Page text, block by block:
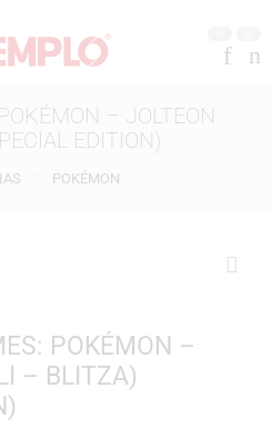
– JOLTEON
EDITION)
POKÉMON
POKÉMON –
– BLITZA)